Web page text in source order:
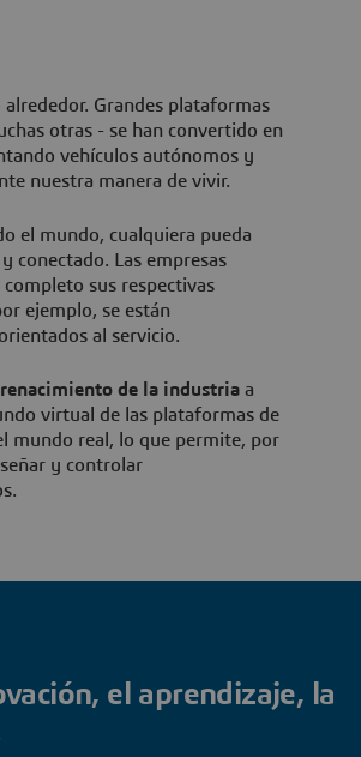
Grandes plataformas
otras - se han convertido en
vehículos autónomos y
nuestra manera de vivir.
el mundo, cualquiera pueda
conectado. Las empresas
sus respectivas
ejemplo, se están
al servicio.
renacimiento de la industria a
virtual de las plataformas de
mundo real, lo que permite, por
y controlar
el aprendizaje, la